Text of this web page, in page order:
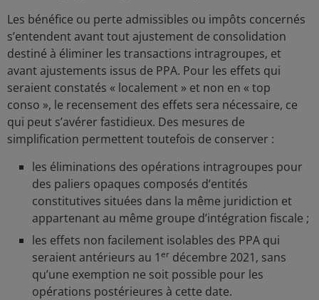
Les bénéfice ou perte admissibles ou impôts concernés
s’entendent avant tout ajustement de consolidation
destiné à éliminer les transactions intragroupes, et
avant ajustements issus de PPA. Pour les effets qui
seraient constatés « localement » et non en « top
conso », le recensement des effets sera nécessaire, ce
qui peut s’avérer fastidieux. Des mesures de
simplification permettent toutefois de conserver :
les éliminations des opérations intragroupes pour
des paliers opaques composés d’entités
constitutives situées dans la même juridiction et
appartenant au même groupe d’intégration fiscale ;
les effets non facilement isolables des PPA qui
seraient antérieurs au 1er décembre 2021, sans
qu’une exemption ne soit possible pour les
opérations postérieures à cette date.